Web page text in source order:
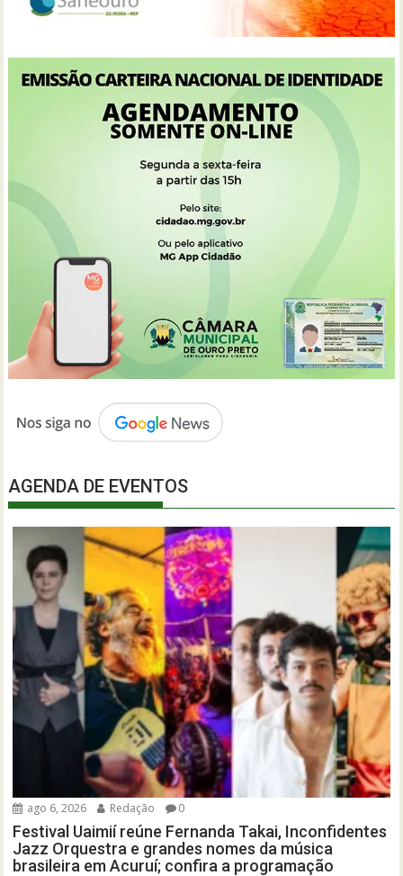
AGENDA DE EVENTOS
ago 6, 2026 Redação 0
Festival Uaimií reúne Fernanda Takai, Inconfidentes
Jazz Orquestra e grandes nomes da música
brasileira em Acuruí; confira a programação